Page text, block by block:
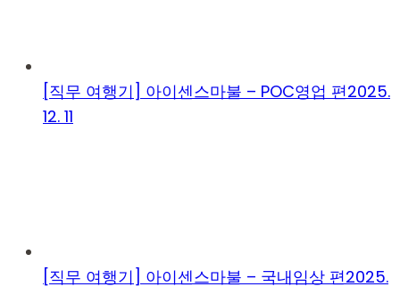
[직무 여행기] 아이센스마불 – POC영업 편2025.
12. 11
[직무 여행기] 아이센스마불 – 국내임상 편2025.